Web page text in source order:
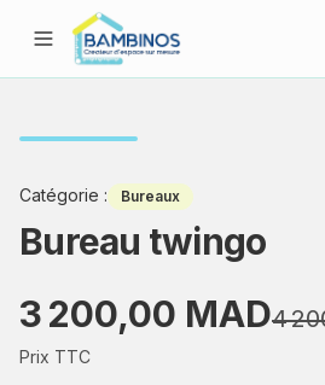
Catégorie : Bureaux
Bureau twingo
3 200,00 MAD4
Prix TTC